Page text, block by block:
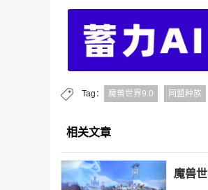
Tag： 魔兽世界9.0 同盟种族
相关文章
魔兽